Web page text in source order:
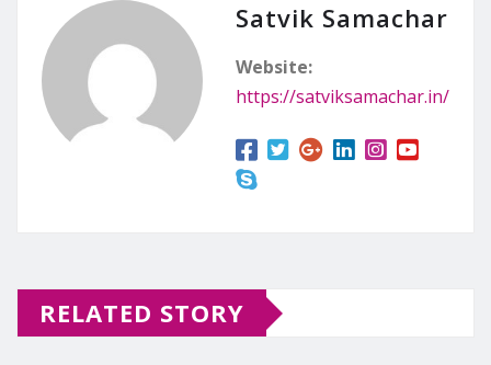
Satvik Samachar
Website:
https://satviksamachar.in/
RELATED STORY